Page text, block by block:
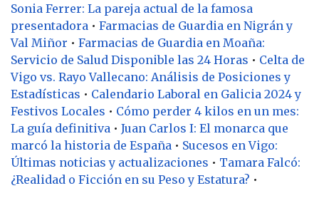
Sonia Ferrer: La pareja actual de la famosa
presentadora • Farmacias de Guardia en Nigrán y
Val Miñor • Farmacias de Guardia en Moaña:
Servicio de Salud Disponible las 24 Horas • Celta de
Vigo vs. Rayo Vallecano: Análisis de Posiciones y
Estadísticas • Calendario Laboral en Galicia 2024 y
Festivos Locales • Cómo perder 4 kilos en un mes:
La guía definitiva • Juan Carlos I: El monarca que
marcó la historia de España • Sucesos en Vigo:
Últimas noticias y actualizaciones • Tamara Falcó:
¿Realidad o Ficción en su Peso y Estatura? •